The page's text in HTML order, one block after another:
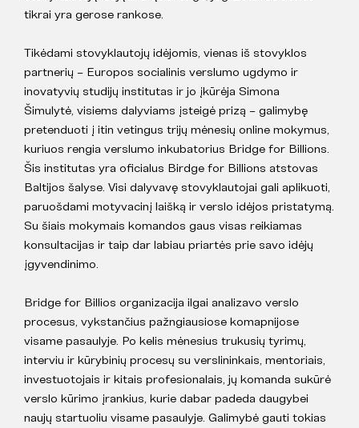
tikrai yra gerose rankose.
Tikėdami stovyklautojų idėjomis, vienas iš stovyklos
partnerių – Europos socialinis verslumo ugdymo ir
inovatyvių studijų institutas ir jo įkūrėja Simona
Šimulytė, visiems dalyviams įsteigė prizą – galimybę
pretenduoti į itin vetingus trijų mėnesių online mokymus,
kuriuos rengia verslumo inkubatorius Bridge for Billions.
Šis institutas yra oficialus Birdge for Billions atstovas
Baltijos šalyse. Visi dalyvavę stovyklautojai gali aplikuoti,
paruošdami motyvacinį laišką ir verslo idėjos pristatymą.
Su šiais mokymais komandos gaus visas reikiamas
konsultacijas ir taip dar labiau priartės prie savo idėjų
įgyvendinimo.
Bridge for Billios organizacija ilgai analizavo verslo
procesus, vykstančius pažngiausiose komapnijose
visame pasaulyje. Po kelis mėnesius trukusių tyrimų,
interviu ir kūrybinių procesų su verslininkais, mentoriais,
investuotojais ir kitais profesionalais, jų komanda sukūrė
verslo kūrimo įrankius, kurie dabar padeda daugybei
naujų startuoliu visame pasaulyje. Galimybė gauti tokias